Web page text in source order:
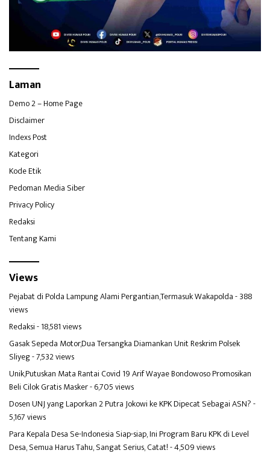
Laman
Demo 2 – Home Page
Disclaimer
Indexs Post
Kategori
Kode Etik
Pedoman Media Siber
Privacy Policy
Redaksi
Tentang Kami
Views
Pejabat di Polda Lampung Alami Pergantian,Termasuk Wakapolda- 388
views
Redaksi- 18,581 views
Gasak Sepeda Motor,Dua Tersangka Diamankan Unit Reskrim Polsek
Sliyeg- 7,532 views
Unik,Putuskan Mata Rantai Covid 19 Arif Wayae Bondowoso Promosikan
Beli Cilok Gratis Masker- 6,705 views
Dosen UNJ yang Laporkan 2 Putra Jokowi ke KPK Dipecat Sebagai ASN?-
5,167 views
Para Kepala Desa Se-Indonesia Siap-siap, Ini Program Baru KPK di Level
Desa, Semua Harus Tahu, Sangat Serius, Catat!- 4,509 views